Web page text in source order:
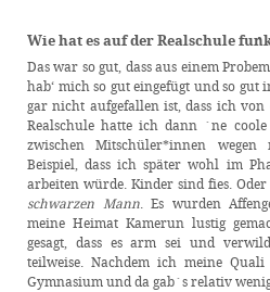
Wie hat es auf der Realschule
Das war so gut, dass aus einem
hab‘ mich so gut eingefügt und so
gar nicht aufgefallen ist, dass ich
Realschule hatte ich dann ´ne
zwischen Mitschüler*innen
Beispiel, dass ich später wohl im
arbeiten würde. Kinder sind fies. Oder
schwarzen Mann. Es wurden
meine Heimat Kamerun lustig
gesagt, dass es arm sei und
teilweise. Nachdem ich meine
Gymnasium und da gab´s relativ